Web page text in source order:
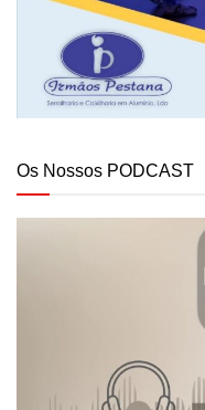
Os Nossos PODCAST